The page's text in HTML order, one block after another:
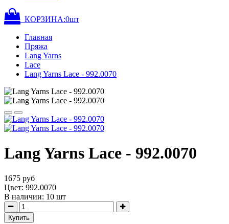
КОРЗИНА:0шт
Главная
Пряжа
Lang Yarns
Lace
Lang Yarns Lace - 992.0070
Lang Yarns Lace - 992.0070
1675 руб
Цвет: 992.0070
В наличии: 10 шт
Купить